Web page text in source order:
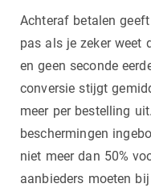
Achteraf betalen
pas als je zeker weet
en geen seconde
conversie stijgt
meer per bestelling
beschermingen
niet meer dan 50%
aanbieders moeten